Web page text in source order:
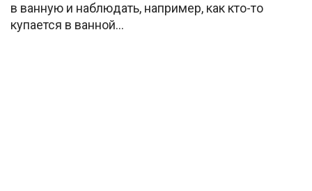
в ванную и наблюдать, например, как кто-то
купается в ванной…